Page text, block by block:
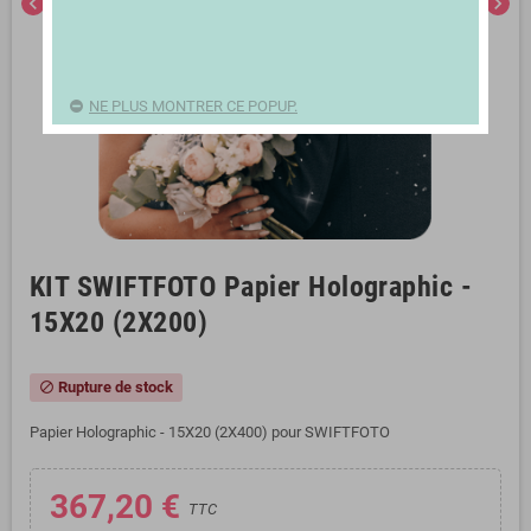
KIT SWIFTFOTO Papier Holographic -
15X20 (2X200)
block Rupture de stock
Papier Holographic - 15X20 (2X400) pour SWIFTFOTO
367,20 € TTC
NE PLUS MONTRER CE POPUP.